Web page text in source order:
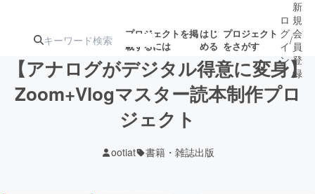
プロジェクトを掲
載するには
はじ
める
プロジェクト
をさがす
注目の新着プロ募集終了が近いプ
ロ
グ
イ
ン
/
新
規
会
員
登
録
【アナログがデジタル得意に変身】
Zoom+Vlogマスター読本制作プロ
ジェクト
ootiat 書籍・雑誌出版